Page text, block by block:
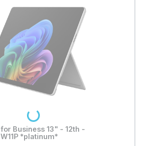
Megapixel (hinten) • Extras:
5.4
Business 13" - 12th -
*platinum*
Loading...